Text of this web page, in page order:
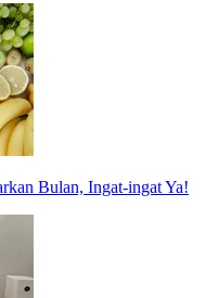
Bulan, Ingat-ingat Ya!